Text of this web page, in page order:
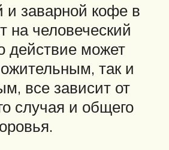
и заварной кофе в
на человеческий
действие может
так и
все зависит от
случая и общего